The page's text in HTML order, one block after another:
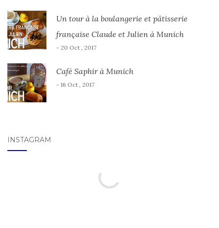
Un tour à la boulangerie et pâtisserie
française Claude et Julien à Munich
- 20 Oct , 2017
Café Saphir à Munich
- 16 Oct , 2017
INSTAGRAM